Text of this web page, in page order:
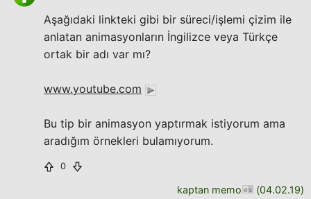
Aşağıdaki linkteki gibi bir süreci/işlemi çizim ile
anlatan animasyonların İngilizce veya Türkçe
ortak bir adı var mı?
www.youtube.com
Bu tip bir animasyon yaptırmak istiyorum ama
aradığım örnekleri bulamıyorum.
0
kaptan memo (04.02.19)